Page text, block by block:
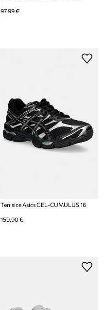
97,99 €
Tenisice Asics GEL-CUMULUS 16
159,90 €